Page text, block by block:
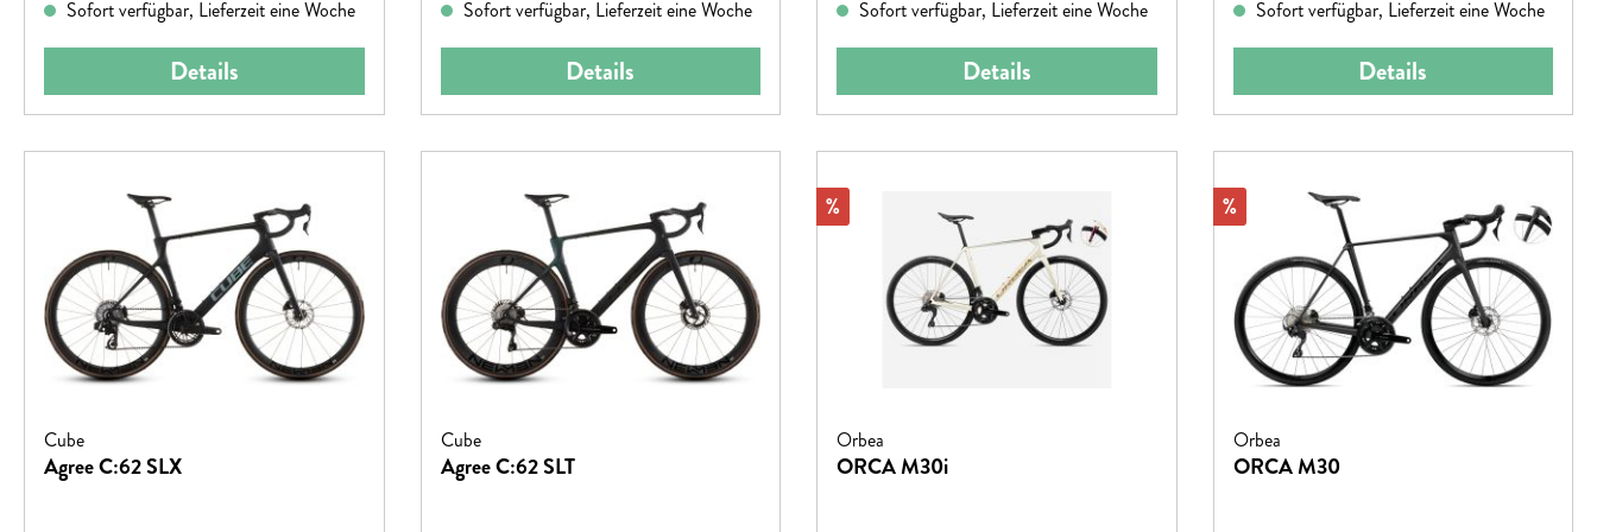
Sofort verfügbar, Lieferzeit eine Woche
Details
Sofort verfügbar, Lieferzeit eine Woche
Details
Sofort verfügbar, Lieferzeit eine Woche
Details
Sofort verfügbar, Lieferzeit eine Woche
Details
Cube
Agree C:62 SLX
Cube
Agree C:62 SLT
Rabatt
%
Orbea
ORCA M30i
Rabatt
%
Orbea
ORCA M30